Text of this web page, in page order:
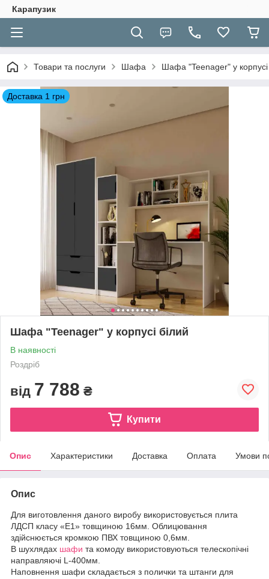
Карапузик
Товари та послуги Шафа Шафа "Teenager" у корпусі
Доставка 1 грн
Шафа "Teenager" у корпусі білий
В наявності
Роздріб
від 7 788 ₴
Купити
Опис Характеристики Доставка Оплата Умови
Опис
Для виготовлення даного виробу використовується плита
ЛДСП класу «Е1» товщиною 16мм. Облицювання
здійснюється кромкою ПВХ товщиною 0,6мм.
В шухлядах шафи та комоду використовуються телескопічні
направляючі L-400мм.
Наповнення шафи складається з полички та штанги для